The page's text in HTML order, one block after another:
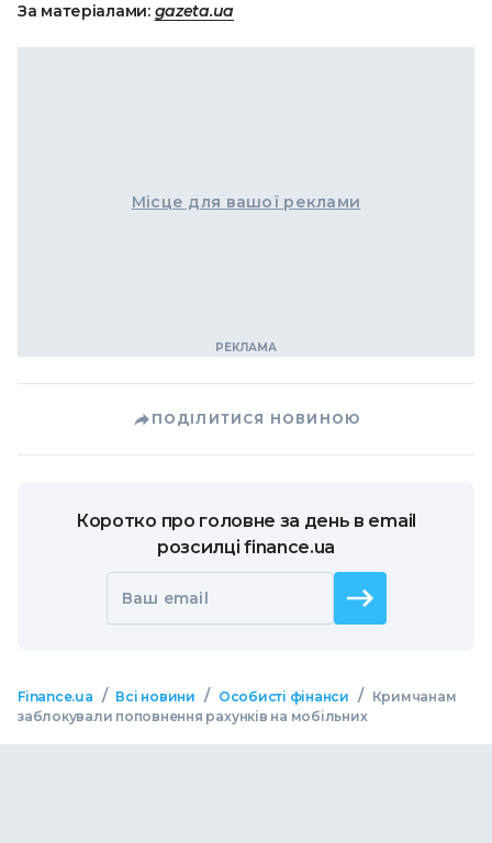
За матеріалами: gazeta.ua
Місце для вашої реклами
ПОДІЛИТИСЯ НОВИНОЮ
Коротко про головне за день в email
розсилці finance.ua
Ваш email
Finance.ua / Всі новини / Особисті фінанси /
Кримчанам
заблокували поповнення рахунків на мобільних